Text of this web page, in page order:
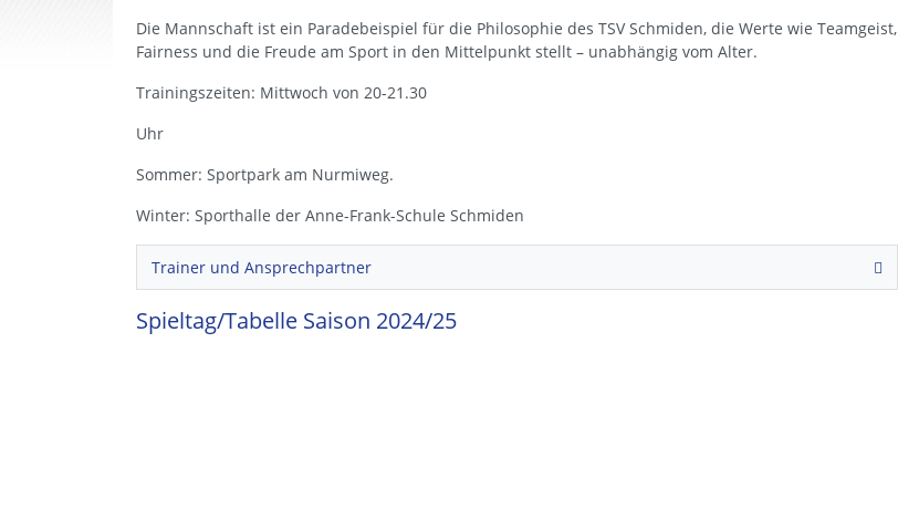
Die Mannschaft ist ein Paradebeispiel für die Philosophie des TSV Schmiden, die Werte wie Teamgeist,
Fairness und die Freude am Sport in den Mittelpunkt stellt – unabhängig vom Alter.
Trainingszeiten: Mittwoch von 20-21.30
Uhr
Sommer: Sportpark am Nurmiweg.
Winter: Sporthalle der Anne-Frank-Schule Schmiden
Trainer und Ansprechpartner
Spieltag/Tabelle Saison 2024/25